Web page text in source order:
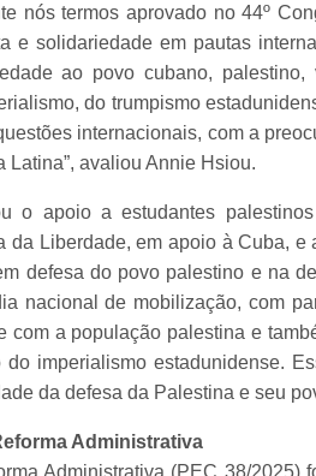
nós termos aprovado no 44º
e solidariedade em pautas
ao povo cubano,
do trumpismo
internacionais, com a
Latina”, avaliou Annie Hsiou.
o apoio a estudantes
da Liberdade, em apoio à Cuba,
defesa do povo palestino e na
nacional de mobilização, com
com a população palestina e
do imperialismo estadunidense.
da defesa da Palestina e seu
Administrativa
Administrativa (PEC 38/2025)